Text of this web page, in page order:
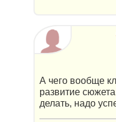
А чего вообще
развитие
делать, надо